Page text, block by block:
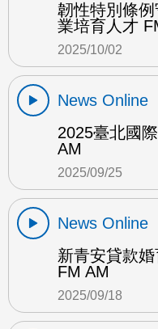
韌性特別條
業培育人才
2025/10/02
News Online
2025臺北國
AM
2025/09/25
News Online
新青安貸款
FM AM
2025/09/18